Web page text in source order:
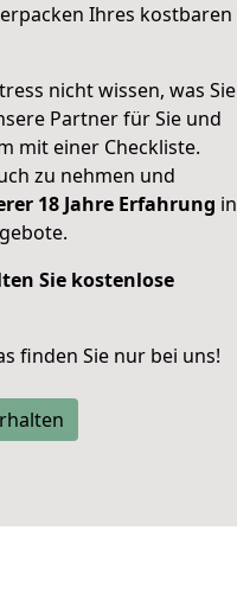
Ihres kostbaren
nicht wissen, was Sie
Partner für Sie und
mit einer Checkliste.
zu nehmen und
18 Jahre Erfahrung in
Sie kostenlose
finden Sie nur bei uns!